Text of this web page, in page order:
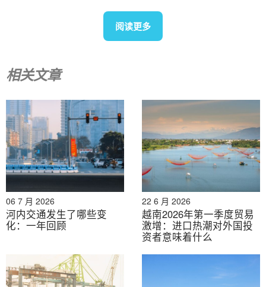
家公司已尝试或实施区块链技术，其中不乏VNL、Sapo
Logistics和BHL Logistics等知名企业。10-15%的采用率
系统集成，例如货物追踪、文档管理和智能合约等。
性方面的作用。一些值得关注的项目已成功将越南产品推
向严格的全球市场，例如Agridential和FruitChain：
农业部，由越南区块链公司开发的ST25平台是一个基于
区块链的平台，旨在实现大米等农产品的可追溯性和生产
管理。该平台解决了越南大米供应链中的关键挑战，包括
假冒产品、缺乏透明度和效率低下等问题。该平台对
ST25大米生产过程的每个阶段进行数字化记录，并为每
批大米分配一个唯一的数字标识符。这使得实时供应链监
的国际标准成为可能。 [7]
阅读更多
相关文章
06 7 月 2026
河内交通发生了哪些变
化：一年回顾
22 6 月 2026
越南2026年第一季度贸易
激增：进口热潮对外国投
资者意味着什么